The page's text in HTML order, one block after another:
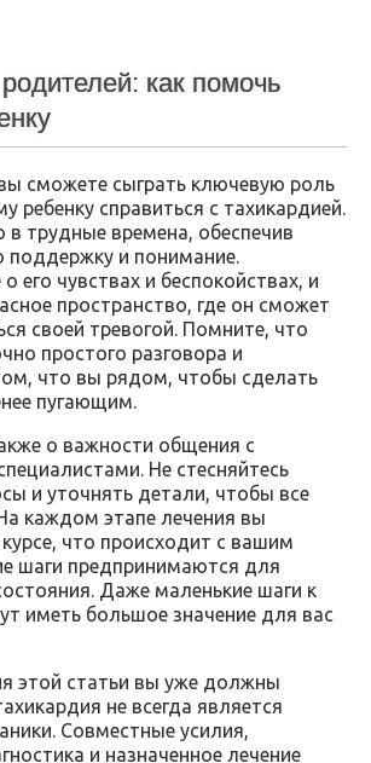
как помочь
сможете сыграть ключевую роль
ребенку справиться с тахикардией.
в трудные времена, обеспечив
и понимание.
его чувствах и беспокойствах, и
пространство, где он сможет
своей тревогой. Помните, что
простого разговора и
что вы рядом, чтобы сделать
пугающим.
о важности общения с
Не стесняйтесь
и уточнять детали, чтобы все
каждом этапе лечения вы
что происходит с вашим
шаги предпринимаются для
Даже маленькие шаги к
иметь большое значение для вас
этой статьи вы уже должны
не всегда является
Совместные усилия,
и назначенное лечение